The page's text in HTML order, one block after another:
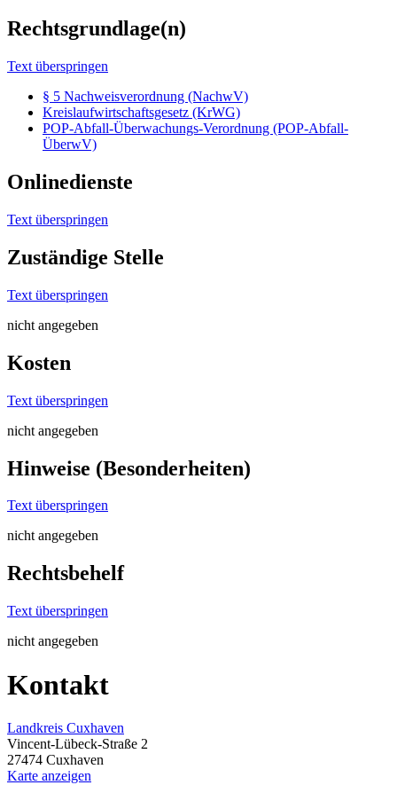
Rechtsgrundlage(n)
Text überspringen
§ 5 Nachweisverordnung (NachwV)
Kreislaufwirtschaftsgesetz (KrWG)
POP-Abfall-Überwachungs-Verordnung (POP-Abfall-
ÜberwV)
Onlinedienste
Text überspringen
Zuständige Stelle
Text überspringen
nicht angegeben
Kosten
Text überspringen
nicht angegeben
Hinweise (Besonderheiten)
Text überspringen
nicht angegeben
Rechtsbehelf
Text überspringen
nicht angegeben
Kontakt
Landkreis Cuxhaven
Vincent-Lübeck-Straße 2
27474 Cuxhaven
Karte anzeigen